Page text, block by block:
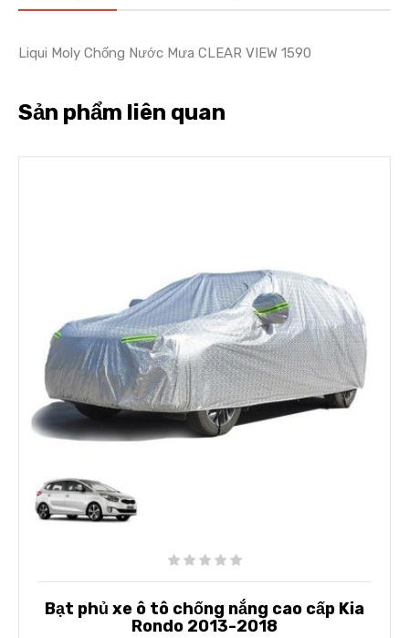
Liqui Moly Chống Nước Mưa CLEAR VIEW 1590
Sản phẩm liên quan
Bạt phủ xe ô tô chống nắng cao cấp Kia
Rondo 2013-2018